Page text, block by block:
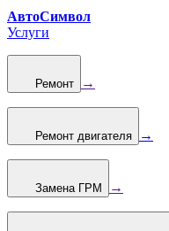
АвтоСимвол
Услуги
Ремонт →
Ремонт двигателя →
Замена ГРМ →